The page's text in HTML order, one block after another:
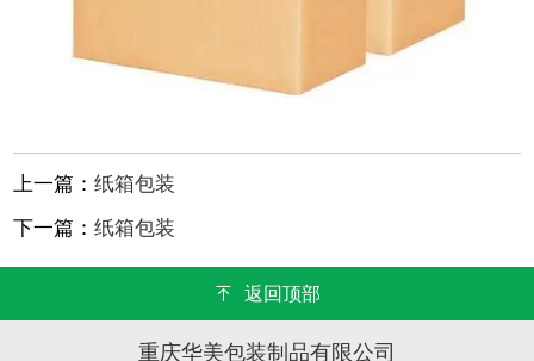
上一篇：纸箱包装
下一篇：纸箱包装
返回顶部
重庆华美包装制品有限公司